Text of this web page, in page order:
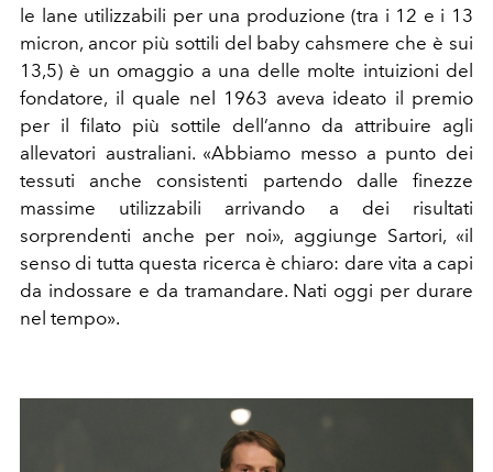
le lane utilizzabili per una produzione (tra i 12 e i 13
micron, ancor più sottili del baby cahsmere che è sui
13,5) è un omaggio a una delle molte intuizioni del
fondatore, il quale nel 1963 aveva ideato il premio
per il filato più sottile dell’anno da attribuire agli
allevatori australiani. «Abbiamo messo a punto dei
tessuti anche consistenti partendo dalle finezze
massime utilizzabili arrivando a dei risultati
sorprendenti anche per noi», aggiunge Sartori, «il
senso di tutta questa ricerca è chiaro: dare vita a capi
da indossare e da tramandare. Nati oggi per durare
nel tempo».